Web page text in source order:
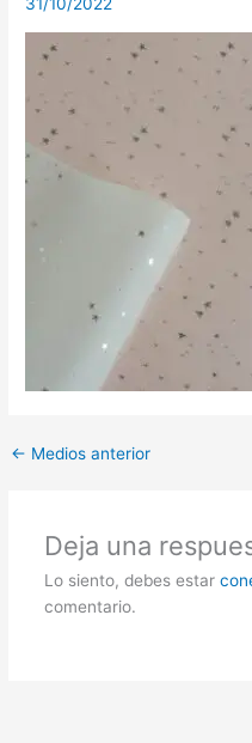
← Medios anterior
Deja una
Lo siento, debes estar
comentario.